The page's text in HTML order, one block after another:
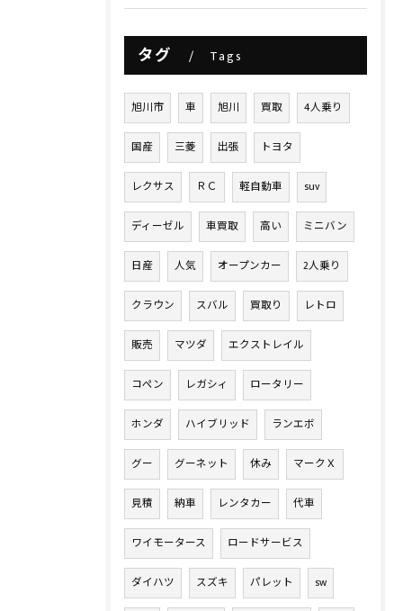
タグ Tags
旭川市 車 旭川 買取 4人乗り
国産 三菱 出張 トヨタ
レクサス ＲＣ 軽自動車 suv
ディーゼル 車買取 高い ミニバン
日産 人気 オープンカー 2人乗り
クラウン スバル 買取り レトロ
販売 マツダ エクストレイル
コペン レガシィ ロータリー
ホンダ ハイブリッド ランエボ
グー グーネット 休み マークＸ
見積 納車 レンタカー 代車
ワイモータース ロードサービス
ダイハツ スズキ パレット sw